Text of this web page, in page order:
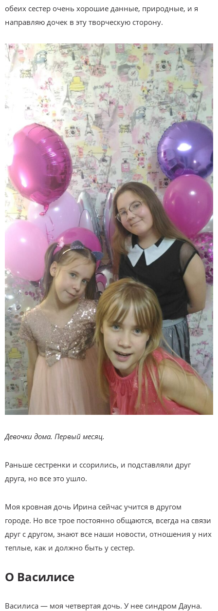
обеих сестер очень хорошие данные, природные, и я
направляю дочек в эту творческую сторону.
Девочки дома. Первый месяц.
Раньше сестренки и ссорились, и подставляли друг
друга, но все это ушло.
Моя кровная дочь Ирина сейчас учится в другом
городе. Но все трое постоянно общаются, всегда на связи
друг с другом, знают все наши новости, отношения у них
теплые, как и должно быть у сестер.
О Василисе
Василиса — моя четвертая дочь. У нее синдром Дауна.